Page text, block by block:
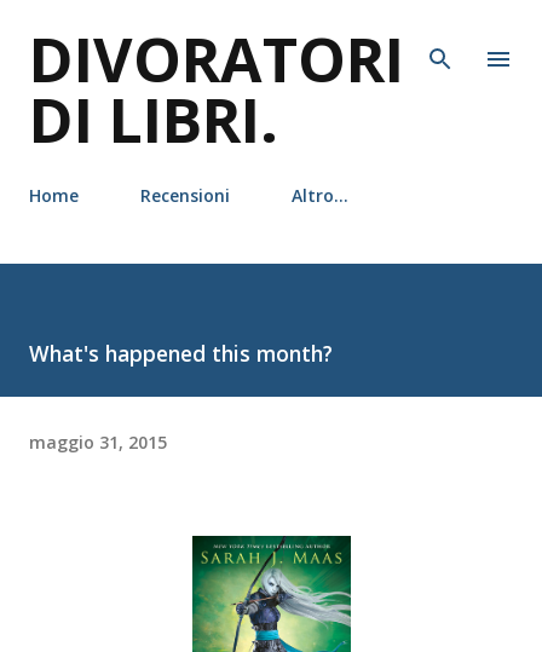
DIVORATORI
DI LIBRI.
Home Recensioni Altro…
What's happened this month?
maggio 31, 2015